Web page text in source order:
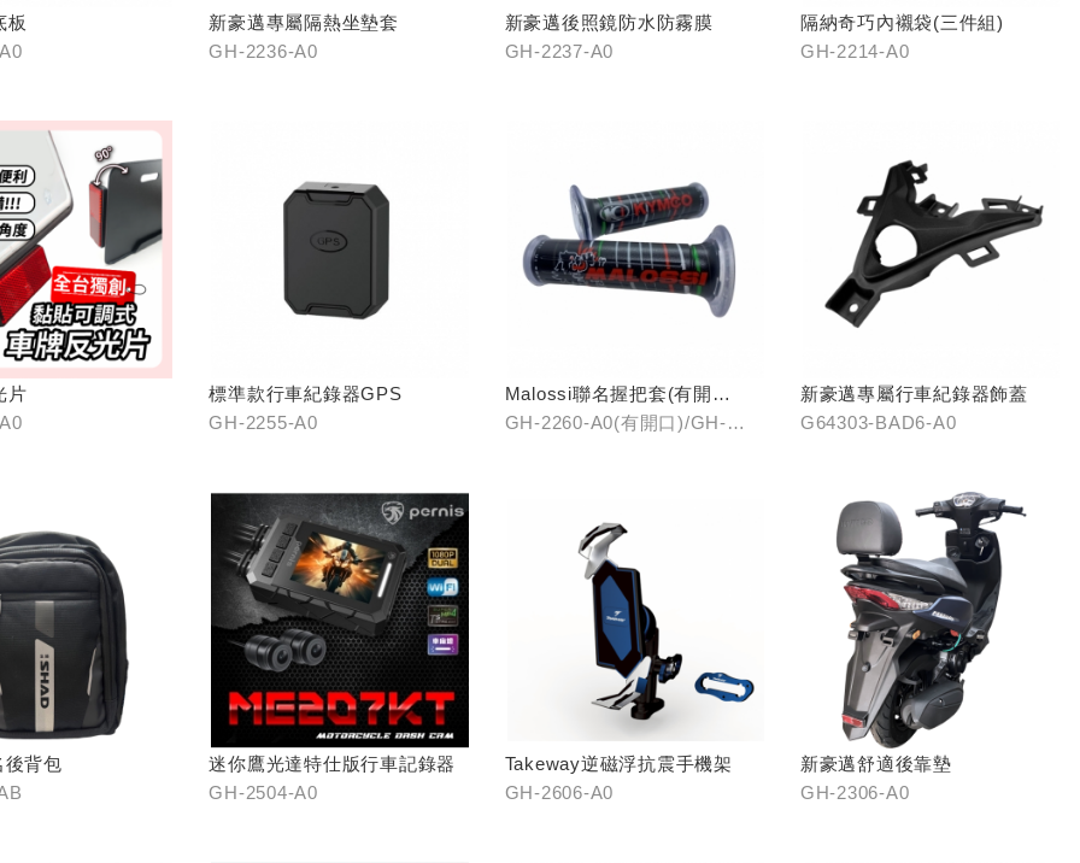
板
新豪邁專屬隔熱坐墊套
GH-2236-A0
新豪邁後照鏡防水防霧膜
GH-2237-A0
隔納奇巧內襯袋(三件組)
GH-2214-A0
片
標準款行車紀錄器GPS
GH-2255-A0
Malossi聯名握把套(有開
口)/(無開口)
GH-2260-A0(有開口)/GH-
新豪邁專屬行車紀錄器飾蓋
G64303-BAD6-A0
背包
迷你鷹光達特仕版行車記錄器
GH-2504-A0
Takeway逆磁浮抗震手機架
GH-2606-A0
新豪邁舒適後靠墊
GH-2306-A0